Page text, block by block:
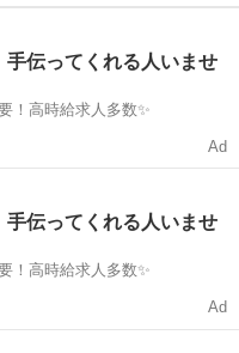
みませんか?◎ 土日は完全
イベートや家庭との両立
手伝ってくれる人いませ
〜 / 登録不要！高時給求人多数✨
Ad
手伝ってくれる人いませ
〜 / 登録不要！高時給求人多数✨
Ad